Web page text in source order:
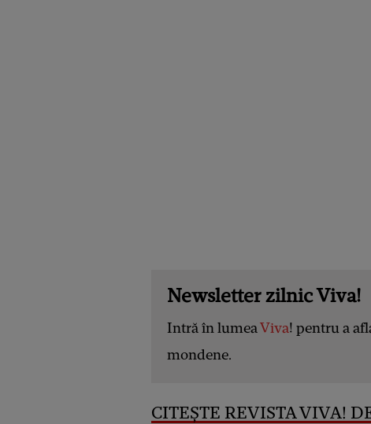
Newsletter zilnic Viva!
Intră în lumeaViva! pentru a
mondene.
CITEȘTE REVISTA VIVA!